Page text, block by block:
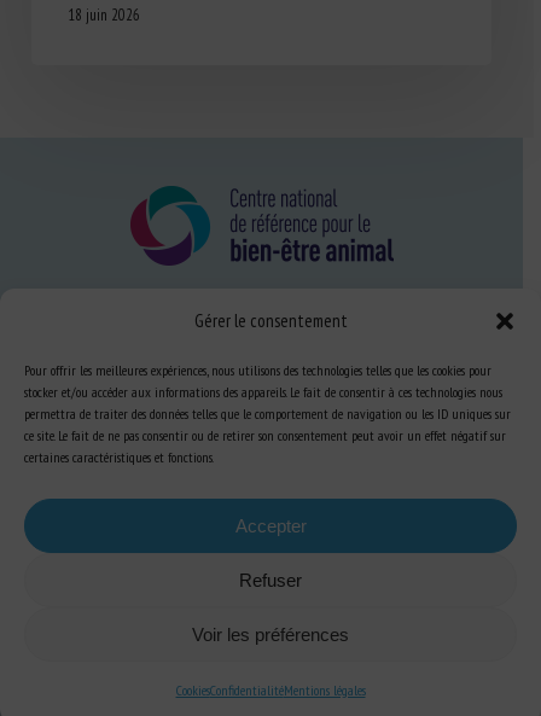
Gérer le consentement
Pour offrir les meilleures expériences, nous utilisons des technologies telles que les cookies pour
stocker et/ou accéder aux informations des appareils. Le fait de consentir à ces technologies nous
permettra de traiter des données telles que le comportement de navigation ou les ID uniques sur
ce site. Le fait de ne pas consentir ou de retirer son consentement peut avoir un effet négatif sur
certaines caractéristiques et fonctions.
Accepter
Refuser
Voir les préférences
CookiesConfidentialitéMentions légales
18 juin 2026
Nous connaître
FAQ
S’informer sur le BEA
Se former au BEA
Ressources
S’abonner aux actualités